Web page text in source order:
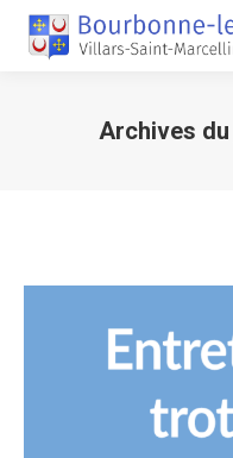
Archives